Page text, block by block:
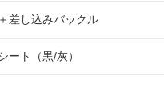
差し込みバックル
ート（黒/灰）